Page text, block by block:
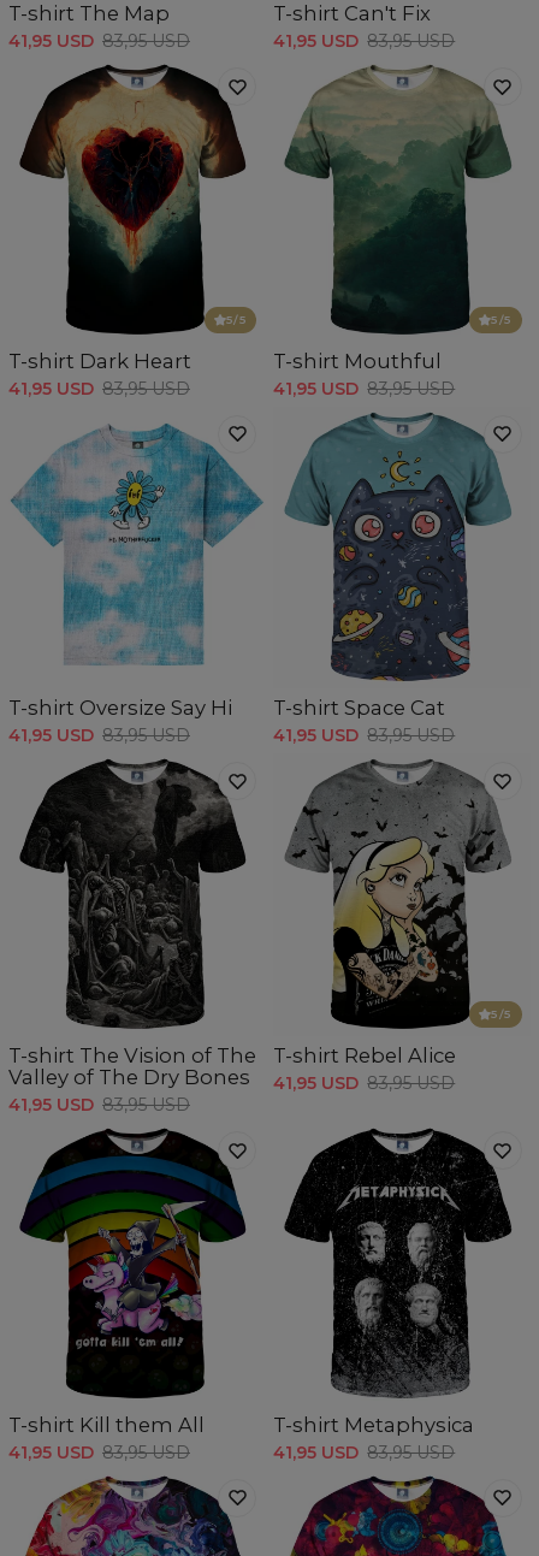
T-shirt The Map
41,95 USD 83,95 USD
T-shirt Can't Fix
41,95 USD 83,95 USD
5/5
T-shirt Dark Heart
41,95 USD 83,95 USD
5/5
T-shirt Mouthful
41,95 USD 83,95 USD
T-shirt Oversize Say Hi
41,95 USD 83,95 USD
T-shirt Space Cat
41,95 USD 83,95 USD
T-shirt The Vision of The
Valley of The Dry Bones
41,95 USD 83,95 USD
5/5
T-shirt Rebel Alice
41,95 USD 83,95 USD
T-shirt Kill them All
41,95 USD 83,95 USD
T-shirt Metaphysica
41,95 USD 83,95 USD